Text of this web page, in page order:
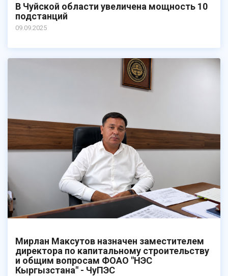
В Чуйской области увеличена мощность 10
подстанций
09.09.2025
Мирлан Максутов назначен заместителем
директора по капитальному строительству
и общим вопросам ФОАО "НЭС
Кыргызстана" - ЧуПЭС